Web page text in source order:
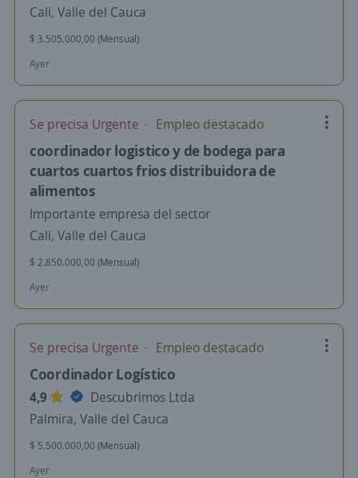
Cali, Valle del Cauca
$ 3.505.000,00 (Mensual)
Ayer
Se precisa Urgente Empleo destacado
coordinador logistico y de bodega para
cuartos cuartos frios distribuidora de
alimentos
Importante empresa del sector
Cali, Valle del Cauca
$ 2.850.000,00 (Mensual)
Ayer
Se precisa Urgente Empleo destacado
Coordinador Logístico
4,9
Descubrimos Ltda
Palmira, Valle del Cauca
$ 5.500.000,00 (Mensual)
Ayer